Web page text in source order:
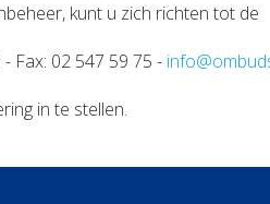
kunt u zich richten tot de
Fax: 02 547 59 75 -
in te stellen.